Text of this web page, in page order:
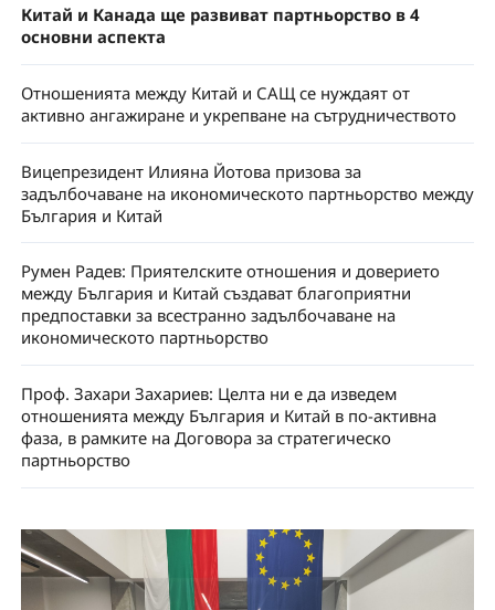
Китай и Канада ще развиват партньорство в 4
основни аспекта
Отношенията между Китай и САЩ се нуждаят от
активно ангажиране и укрепване на сътрудничеството
Вицепрезидент Илияна Йотова призова за
задълбочаване на икономическото партньорство между
България и Китай
Румен Радев: Приятелските отношения и доверието
между България и Китай създават благоприятни
предпоставки за всестранно задълбочаване на
икономическото партньорство
Проф. Захари Захариев: Целта ни е да изведем
отношенията между България и Китай в по-активна
фаза, в рамките на Договора за стратегическо
партньорство